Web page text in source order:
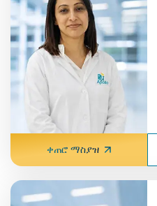
ቀጠሮ ማስያዝ